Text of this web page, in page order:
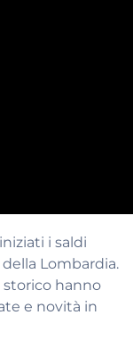
i saldi
Lombardia.
storico hanno
e novità in